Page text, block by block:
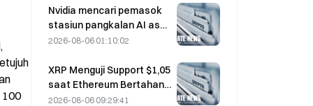
100
Nvidia mencari pemasok
stasiun pangkalan AI asal
Tiongkok untuk
2026-08-06 01:10:02
XRP Menguji Support $1,05
saat Ethereum Bertahan
di $1.908 di Tengah
2026-08-06 09:29:41